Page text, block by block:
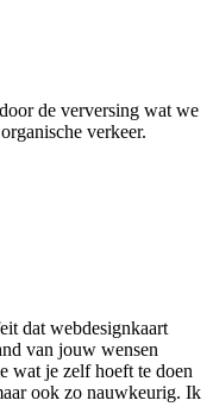
de verversing wat we
verkeer.
dat webdesignkaart
van jouw wensen
wat je zelf hoeft te doen
ook zo nauwkeurig. Ik